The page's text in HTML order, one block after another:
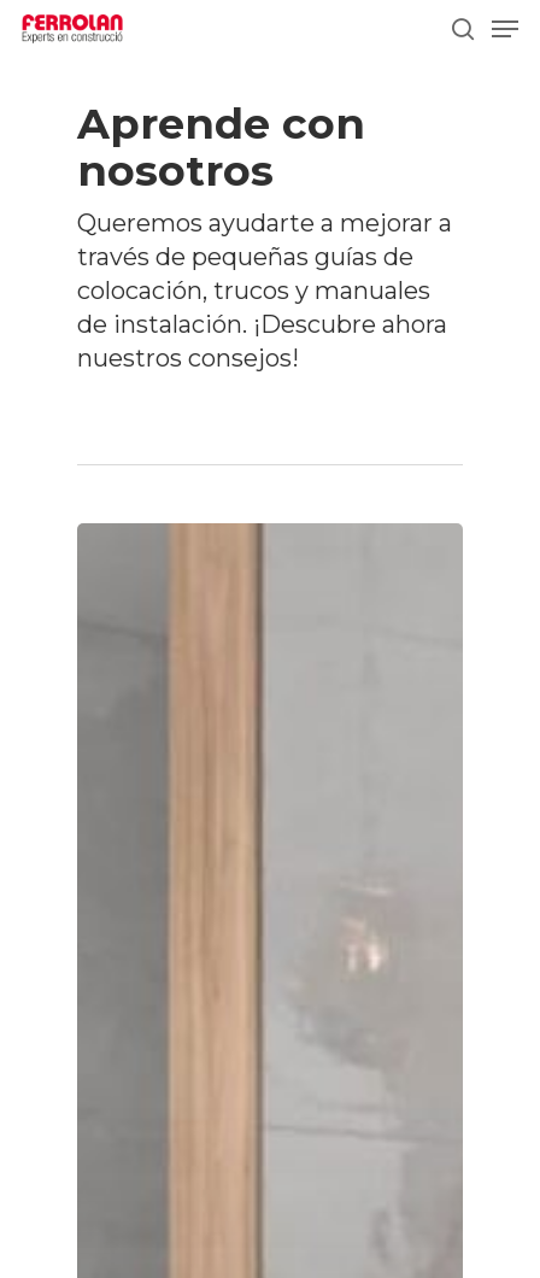
Skip
Aprende con
nosotros
Queremos ayudarte a mejorar a
través de pequeñas guías de
colocación, trucos y manuales
de instalación. ¡Descubre ahora
nuestros consejos!